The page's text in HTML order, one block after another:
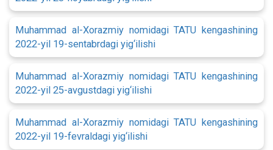
Muhammad al-Xorazmiy nomidagi TATU kengashining
2022-yil 19-sentabrdagi yig‘ilishi
Muhammad al-Xorazmiy nomidagi TATU kengashining
2022-yil 25-avgustdagi yig‘ilishi
Muhammad al-Xorazmiy nomidagi TATU kengashining
2022-yil 19-fevraldagi yig‘ilishi